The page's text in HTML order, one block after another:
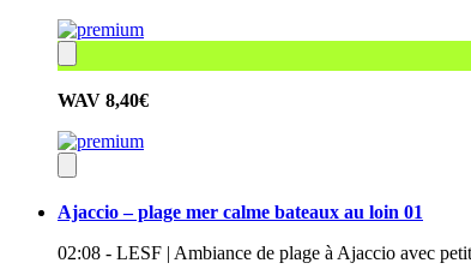
WAV 8,40€
Ajaccio – plage mer calme bateaux au loin 01
02:08 - LESF | Ambiance de plage à Ajaccio avec